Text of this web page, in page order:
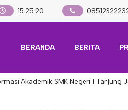
15:25:20
BERANDA BERITA
Akademik SMK Negeri 1 Tanjung